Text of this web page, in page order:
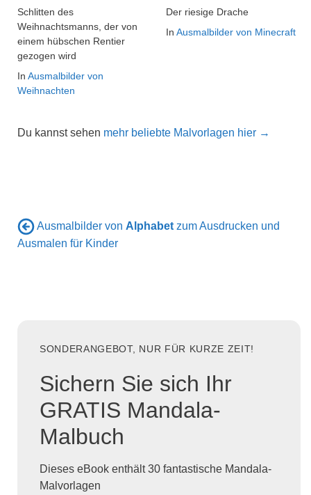
Schlitten des
Weihnachtsmanns, der von
einem hübschen Rentier
gezogen wird
In Ausmalbilder von
Weihnachten
Der riesige Drache
In Ausmalbilder von Minecraft
Du kannst sehen mehr beliebte Malvorlagen hier →
Ausmalbilder von Alphabet zum Ausdrucken und
Ausmalen für Kinder
SONDERANGEBOT, NUR FÜR KURZE ZEIT!
Sichern Sie sich Ihr
GRATIS Mandala-
Malbuch
Dieses eBook enthält 30 fantastische Mandala-
Malvorlagen